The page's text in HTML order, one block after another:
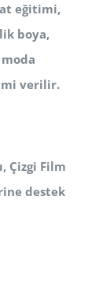
eğitimi,
boya,
verilir.
Çizgi Film
destek